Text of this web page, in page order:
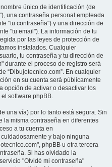
único de identificación (de
una contraseña personal empleada
"tu contraseña") y una dirección de
"tu email"). La información de tu
por las leyes de protección de
instalados. Cualquier
tu contraseña y tu dirección de
durante el proceso de registro será
“Dibujotecnico.com”. En cualquier
en su cuenta será públicamente
opción de activar o desactivar los
software phpBB.
una vía) por lo tanto está segura. Sin
la misma contraseña en diferentes
a tu cuenta en
y bajo ninguna
phpBB u otra tercera
Si has olvidado la
"Olvidé mi contraseña"